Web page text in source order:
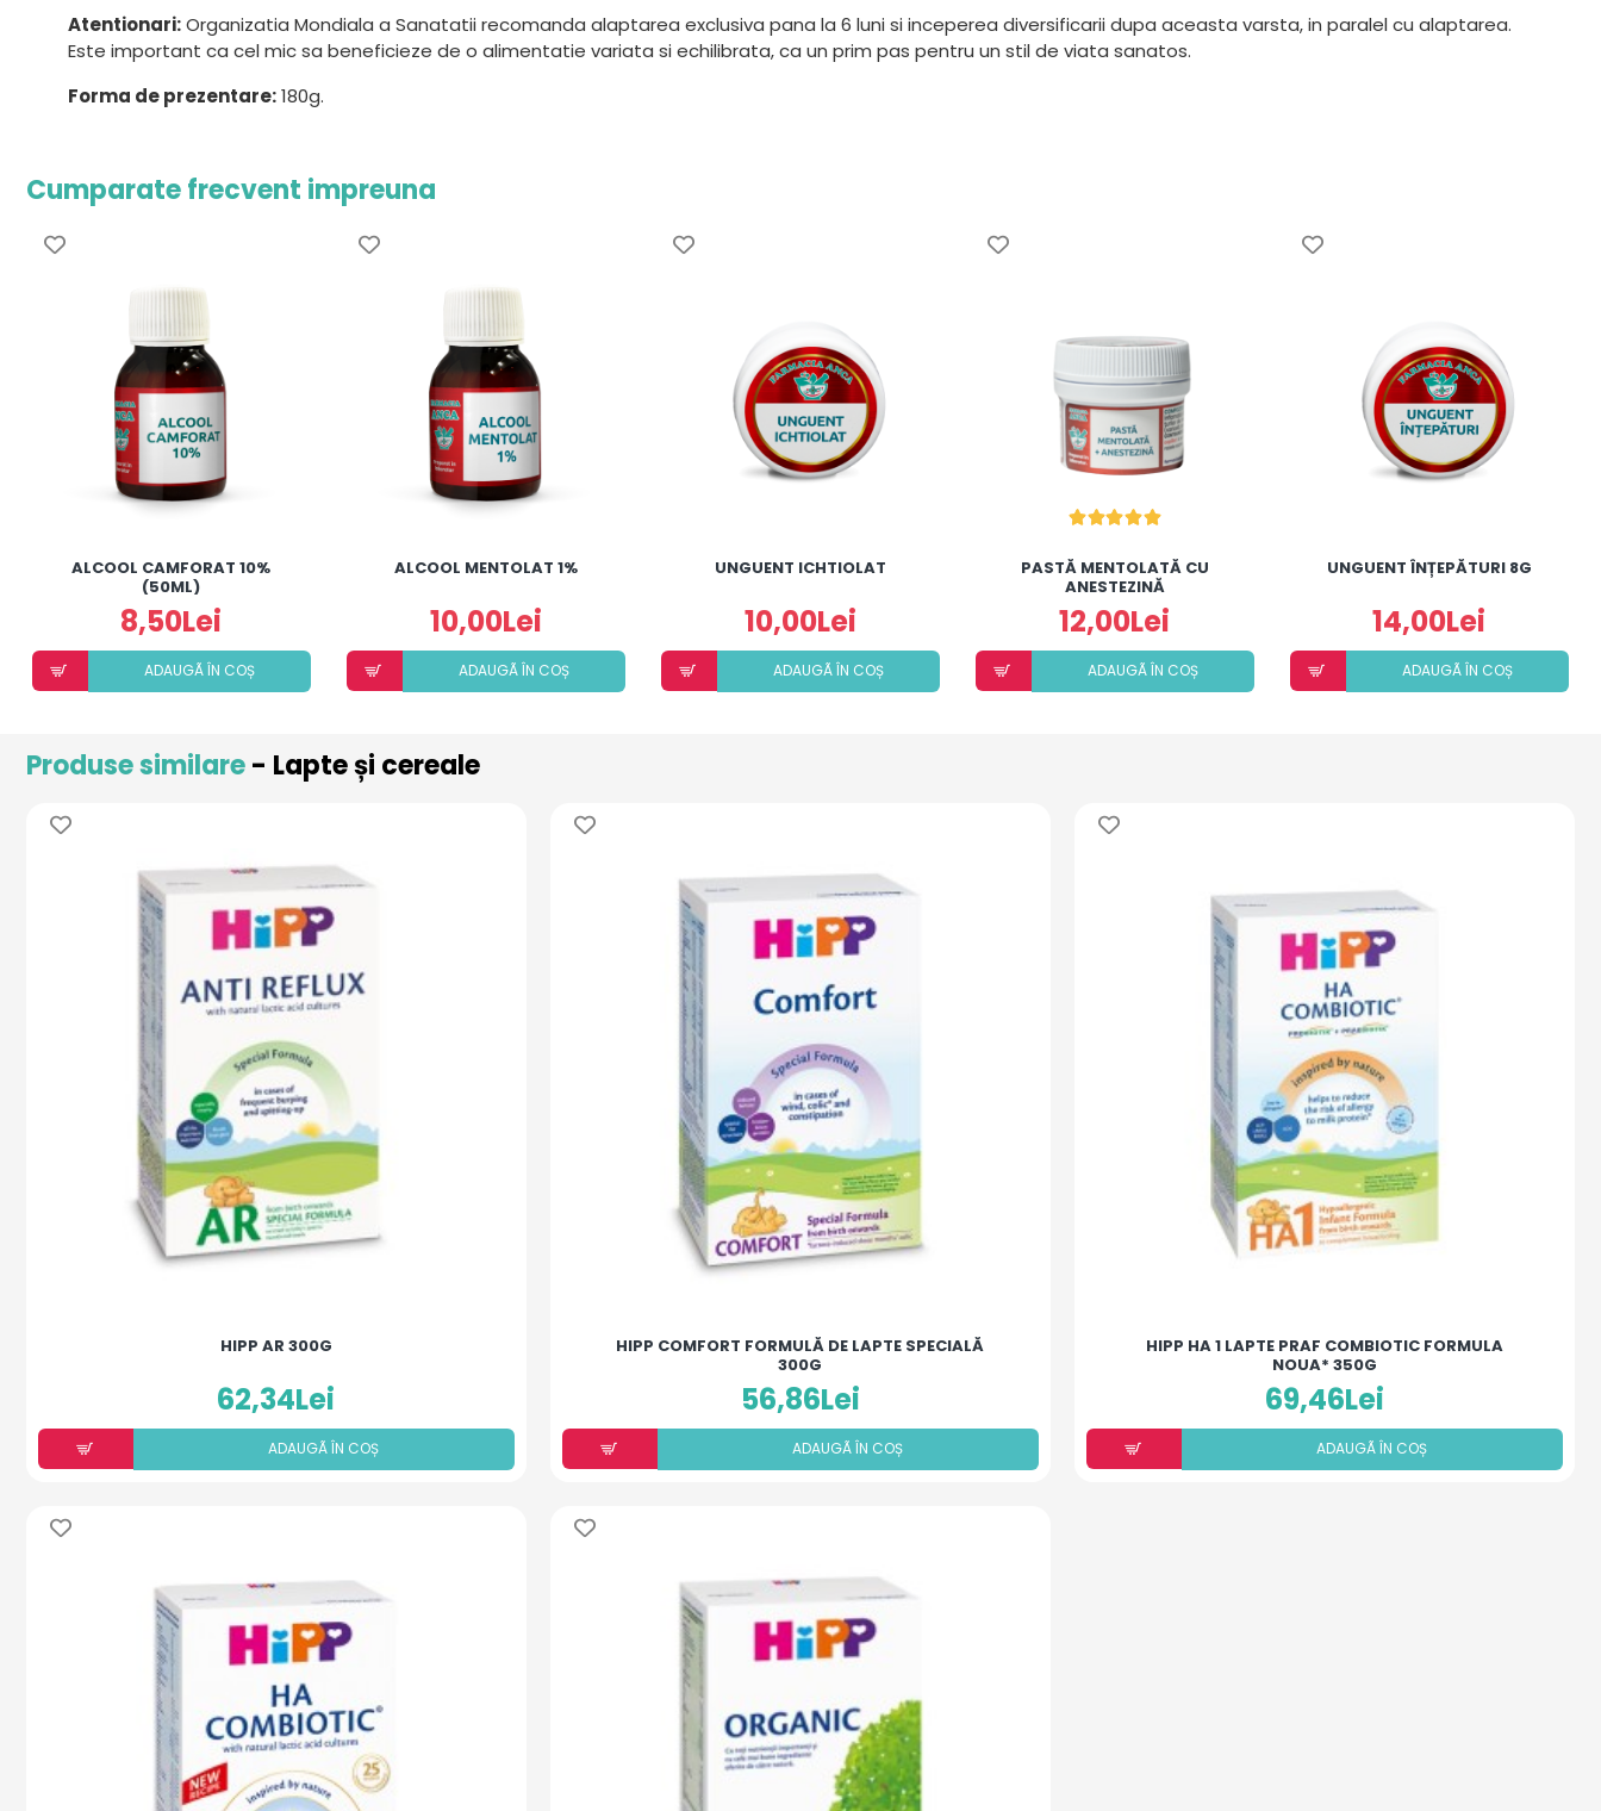
Atentionari:Organizatia Mondiala a Sanatatii recomanda alaptarea exclusiva pana la 6 luni si inceperea diversificarii dupa aceasta varsta, in paralel cu alaptarea.
Este important ca cel mic sa beneficieze de o alimentatie variata si echilibrata, ca un prim pas pentru un stil de viata sanatos.
Forma de prezentare:180g.
Cumparate frecvent impreuna
ALCOOL CAMFORAT 10%
(50ML)
8,50Lei
ADAUGÃ ÎN COȘ
ALCOOL MENTOLAT 1%
10,00Lei
ADAUGÃ ÎN COȘ
UNGUENT ICHTIOLAT
10,00Lei
ADAUGÃ ÎN COȘ
PASTĂ MENTOLATĂ CU
ANESTEZINĂ
12,00Lei
ADAUGÃ ÎN COȘ
UNGUENT ÎNȚEPĂTURI 8G
14,00Lei
ADAUGÃ ÎN COȘ
Produse similare- Lapte și cereale
HIPP AR 300G
62,34Lei
ADAUGÃ ÎN COȘ
HIPP COMFORT FORMULĂ DE LAPTE SPECIALĂ
300G
56,86Lei
ADAUGÃ ÎN COȘ
HIPP HA 1 LAPTE PRAF COMBIOTIC FORMULA
NOUA* 350G
69,46Lei
ADAUGÃ ÎN COȘ